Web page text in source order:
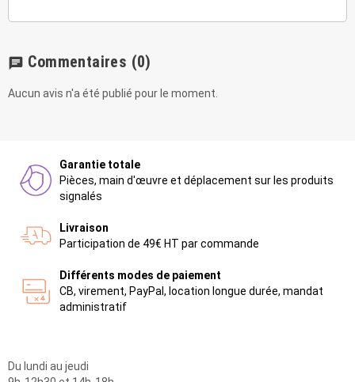
chat Commentaires (0)
Aucun avis n'a été publié pour le moment.
Garantie totale
Pièces, main d'œuvre et déplacement sur les produits
signalés
Livraison
Participation de 49€ HT par commande
Différents modes de paiement
CB, virement, PayPal, location longue durée, mandat
administratif
Du lundi au jeudi